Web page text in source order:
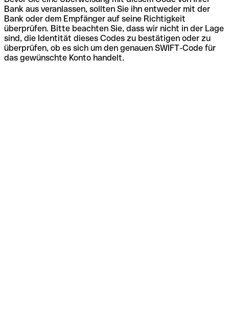
Bank aus veranlassen, sollten Sie ihn entweder mit der
Bank oder dem Empfänger auf seine Richtigkeit
überprüfen. Bitte beachten Sie, dass wir nicht in der Lage
sind, die Identität dieses Codes zu bestätigen oder zu
überprüfen, ob es sich um den genauen SWIFT-Code für
das gewünschte Konto handelt.